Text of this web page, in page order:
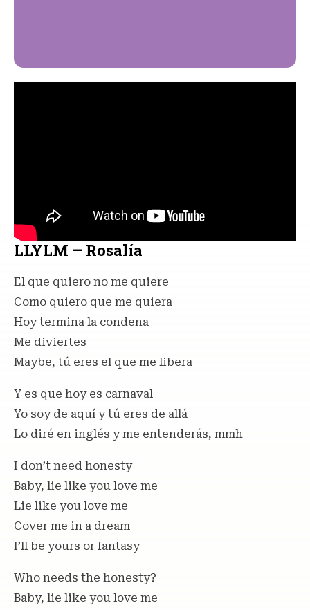
LLYLM – Rosalía
El que quiero no me quiere
Como quiero que me quiera
Hoy termina la condena
Me diviertes
Maybe, tú eres el que me libera
Y es que hoy es carnaval
Yo soy de aquí y tú eres de allá
Lo diré en inglés y me entenderás, mmh
I don’t need honesty
Baby, lie like you love me
Lie like you love me
Cover me in a dream
I’ll be yours or fantasy
Who needs the honesty?
Baby, lie like you love me